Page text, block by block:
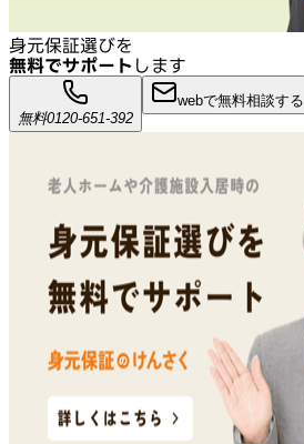
身元保証選びを
無料でサポート します
無料0120-651-392
webで無料相談する